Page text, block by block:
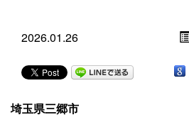
2026.01.26
埼玉県三郷市